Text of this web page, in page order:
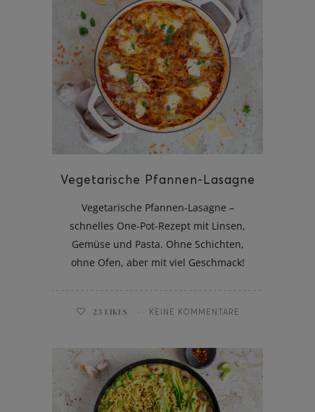
Vegetarische Pfannen-Lasagne
Vegetarische Pfannen-Lasagne –
schnelles One-Pot-Rezept mit Linsen,
Gemüse und Pasta. Ohne Schichten,
ohne Ofen, aber mit viel Geschmack!
23 LIKES KEINE KOMMENTARE